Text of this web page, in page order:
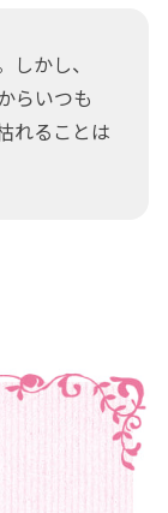
かし、
らいつも
れることは